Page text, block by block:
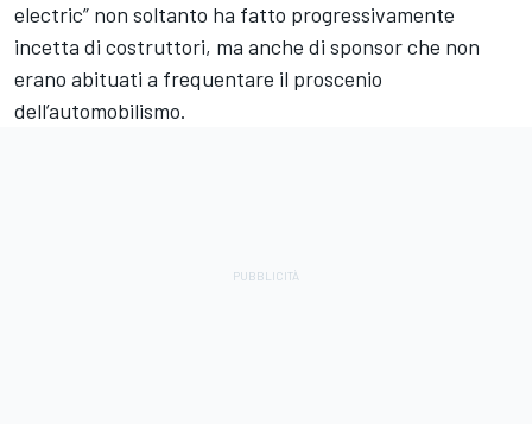
electric” non soltanto ha fatto progressivamente
incetta di costruttori, ma anche di sponsor che non
erano abituati a frequentare il proscenio
dell’automobilismo.